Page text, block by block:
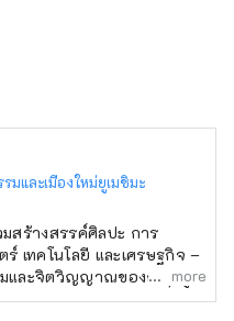
งชีวิตจะสดใส เราหวังว่า
ด้านวัฒนธรรมและศิลปะที่
างๆ ทั่วโลก
รมและเมืองใหม่ยูเมะชิมะ
สถาบันออกแบบเมืองเพื่อ
yumeshimakikou.org/
3-4-5 Umeda,
0001 อีเมล:
และเมืองใหม่ยูเมชิมะ
สร้างสรรค์ศิลปะ การ
เทคโนโลยี และเศรษฐกิจ –
มและจิตวิญญาณของญี่ปุ่นสู่
" เทศกาลศิลปะนานาชาติ
more